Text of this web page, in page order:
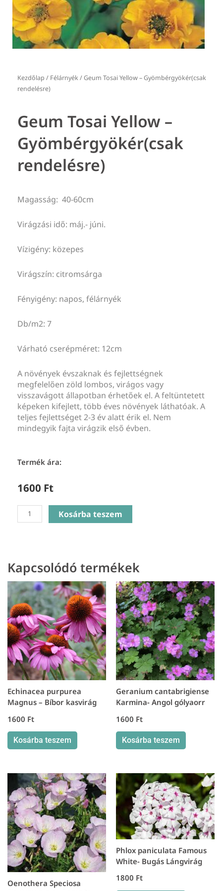
Kezdőlap / Félárnyék/ Geum Tosai Yellow – Gyömbérgyökér(csak
rendelésre)
Geum Tosai Yellow –
Gyömbérgyökér(csak
rendelésre)
Magasság: 40-60cm
Virágzási idő: máj.- júni.
Vízigény: közepes
Virágszín: citromsárga
Fényigény: napos, félárnyék
Db/m2: 7
Várható cserépméret: 12cm
A növények évszaknak és fejlettségnek
megfelelően zöld lombos, virágos vagy
visszavágott állapotban érhetőek el. A feltüntetett
képeken kifejlett, több éves növények láthatóak. A
teljes fejlettséget 2-3 év alatt érik el. Nem
mindegyik fajta virágzik első évben.
Termék ára:
1600 Ft
Geum
Tosai
rendelésre)
mennyiség
Kosárba teszem
Kapcsolódó termékek
Echinacea purpurea
Magnus – Bíbor kasvirág
1600 Ft
Kosárba teszem
Geranium cantabrigiense
Karmina- Angol gólyaorr
1600 Ft
Kosárba teszem
Oenothera Speciosa
Phlox paniculata Famous
White- Bugás Lángvirág
1800 Ft